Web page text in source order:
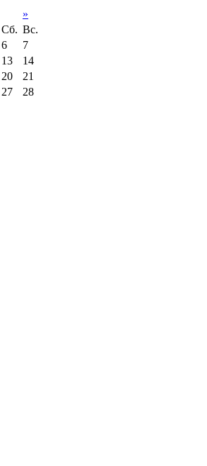
»
Сб. Вс.
6
7
13
14
20
21
27
28